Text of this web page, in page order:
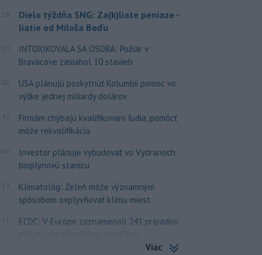
Dielo týždňa SNG: Za(k)liate peniaze -
liatie od Miloša Boďu
INTOXIKOVALA SA OSOBA: Požiar v
Braväcove zasiahol 10 stavieb
USA plánujú poskytnúť Kolumbii pomoc vo
výške jednej miliardy dolárov
Firmám chýbajú kvalifikovaní ľudia, pomôcť
môže rekvalifikácia
Investor plánuje vybudovať vo Vydranoch
bioplynovú stanicu
Klimatológ: Zeleň môže významným
spôsobom ovplyvňovať klímu miest
ECDC: V Európe zaznamenali 241 prípadov
nákazy západonílskou horúčkou
Viac